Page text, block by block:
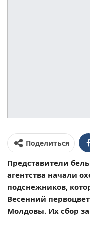
Поделиться
Представители
агентства начали
подснежников,
Весенний
Молдовы. Их сбор